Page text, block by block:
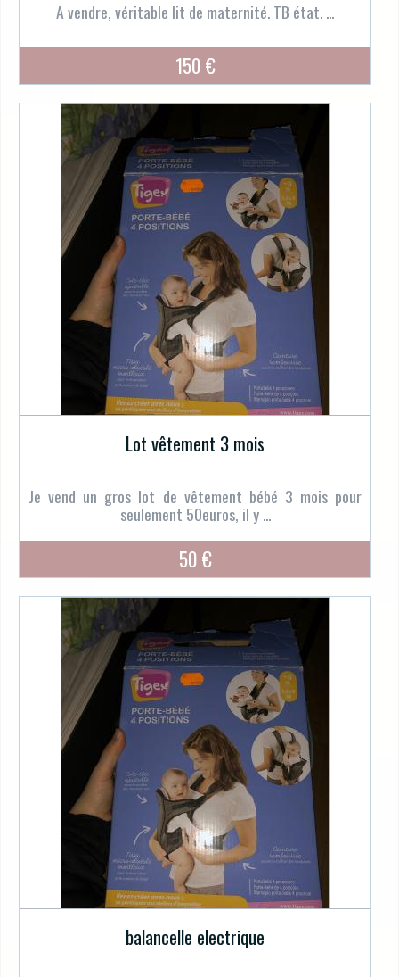
A vendre, véritable lit de maternité. TB état. ...
150 €
Lot vêtement 3 mois
Je vend un gros lot de vêtement bébé 3 mois pour
seulement 50euros, il y ...
50 €
balancelle electrique